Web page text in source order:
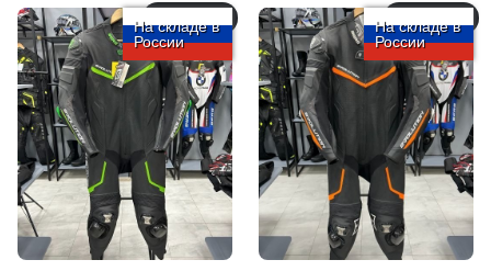
На складе в
России
На складе в
России